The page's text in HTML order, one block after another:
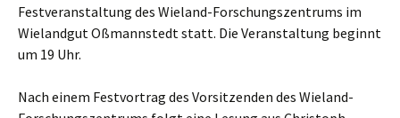
Festveranstaltung des Wieland-Forschungszentrums im
Wielandgut Oßmannstedt statt. Die Veranstaltung beginnt
um 19 Uhr.
Nach einem Festvortrag des Vorsitzenden des Wieland-